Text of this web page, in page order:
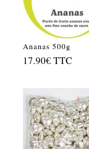
Ananas 500g
17.90€ TTC